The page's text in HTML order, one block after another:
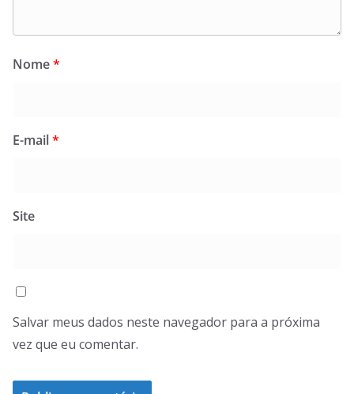
Nome*
E-mail*
Site
Salvar meus dados neste navegador para a próxima
vez que eu comentar.